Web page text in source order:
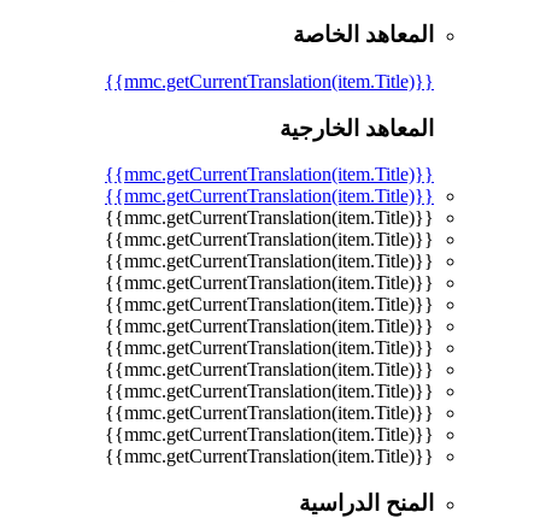
المعاهد الخاصة
{{mmc.getCurrentTranslation(item.Title)}}
المعاهد الخارجية
{{mmc.getCurrentTranslation(item.Title)}}
{{mmc.getCurrentTranslation(item.Title)}}
{{mmc.getCurrentTranslation(item.Title)}}
{{mmc.getCurrentTranslation(item.Title)}}
{{mmc.getCurrentTranslation(item.Title)}}
{{mmc.getCurrentTranslation(item.Title)}}
{{mmc.getCurrentTranslation(item.Title)}}
{{mmc.getCurrentTranslation(item.Title)}}
{{mmc.getCurrentTranslation(item.Title)}}
{{mmc.getCurrentTranslation(item.Title)}}
{{mmc.getCurrentTranslation(item.Title)}}
{{mmc.getCurrentTranslation(item.Title)}}
{{mmc.getCurrentTranslation(item.Title)}}
{{mmc.getCurrentTranslation(item.Title)}}
المنح الدراسية